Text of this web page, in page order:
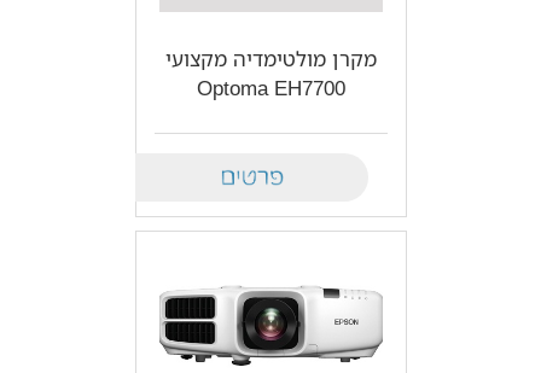
מקרן מולטימדיה מקצועי
Optoma EH7700